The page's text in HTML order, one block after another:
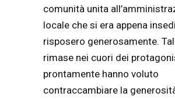
comunità unita
locale che si era appena
risposero generosamente.
rimase nei cuori dei
prontamente hanno voluto
contraccambiare la